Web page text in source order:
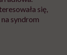
się,
syndrom